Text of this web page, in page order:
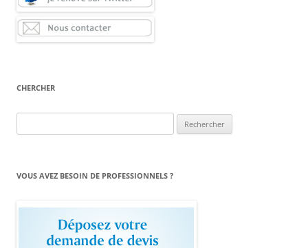
CHERCHER
VOUS AVEZ BESOIN DE PROFESSIONNELS ?